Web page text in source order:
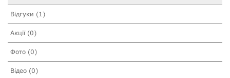
Відгуки (1)
Акції (0)
Фото (0)
Відео (0)